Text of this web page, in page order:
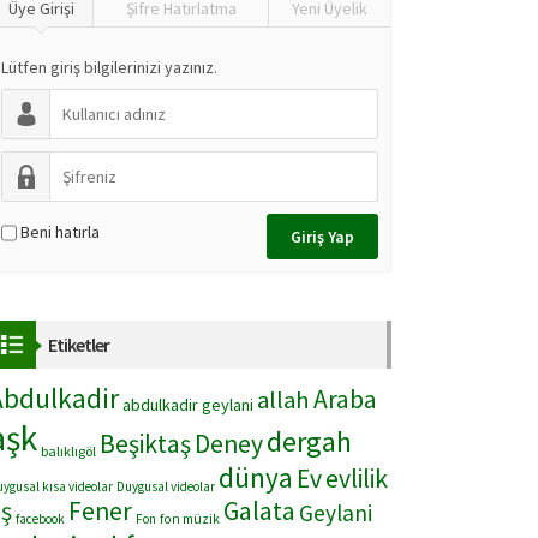
Üye Girişi Şifre Hatırlatma Yeni Üyelik
Lütfen giriş bilgilerinizi yazınız.
Beni hatırla
Etiketler
abdulkadir geylani allahAraba
balıklıgöl BeşiktaşDeneydergah
kısa videolar Duygusal videolar dünya Evevlilik
facebook Fener Fon fon müzik Galata Geylani